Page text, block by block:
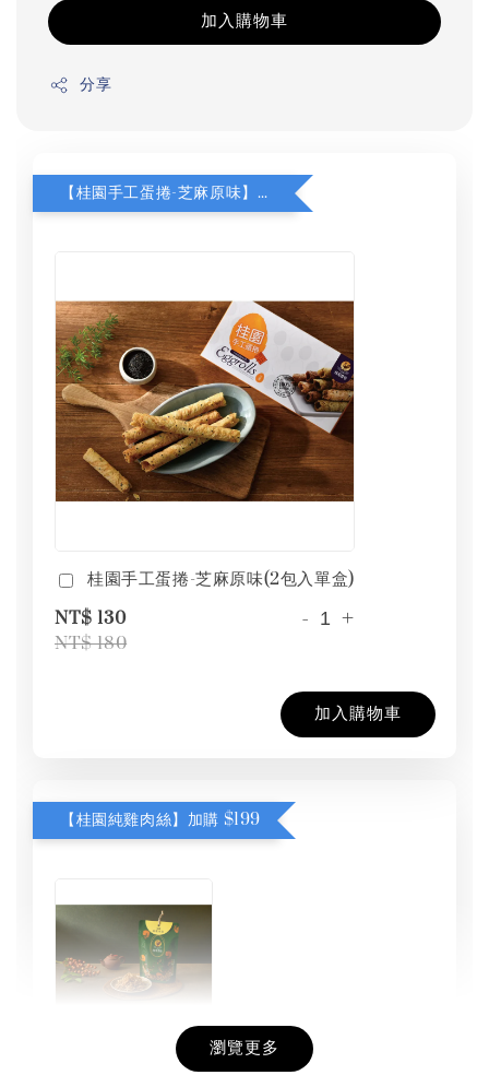
加入購物車
分享
【桂園手工蛋捲-芝麻原味】加購$130
桂園手工蛋捲-芝麻原味(2包入單盒)
NT$ 130
NT$ 180
- +
加入購物車
【桂園純雞肉絲】加購 $199
桂園純雞肉絲
瀏覽更多